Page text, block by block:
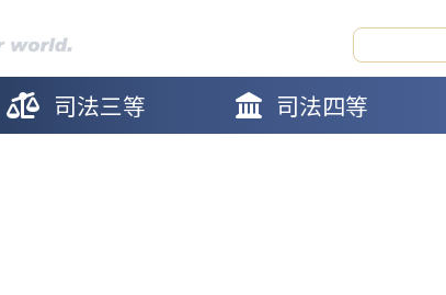
司法三等 司法四等